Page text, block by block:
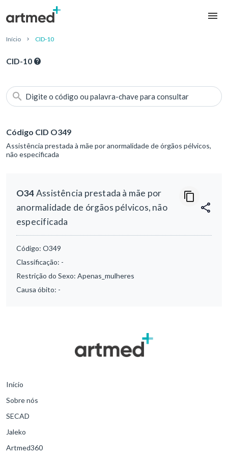
Início CID-10
CID-10
Digite o código ou palavra-chave para consultar
Código CID O349
Assistência prestada à mãe por anormalidade de órgãos pélvicos,
não especificada
O34Assistência prestada à mãe por
anormalidade de órgãos pélvicos, não
especificada
Código: O349
Classificação: -
Restrição do Sexo: Apenas_mulheres
Causa óbito: -
Início
Sobre nós
SECAD
Jaleko
Artmed360